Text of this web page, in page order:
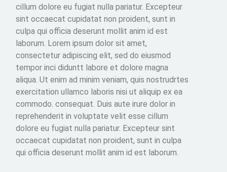
cillum dolore eu fugiat nulla pariatur. Excepteur
sint occaecat cupidatat non proident, sunt in
culpa qui officia deserunt mollit anim id est
laborum. Lorem ipsum dolor sit amet,
consectetur adipiscing elit, sed do eiusmod
tempor inci diduntt labore et dolore magna
aliqua. Ut enim ad minim veniam, quis nostrudrtes
exercitation ullamco laboris nisi ut aliquip ex ea
commodo. consequat. Duis aute irure dolor in
reprehenderit in voluptate velit esse cillum
dolore eu fugiat nulla pariatur. Excepteur sint
occaecat cupidatat non proident, sunt in culpa
qui officia deserunt mollit anim id est laborum.